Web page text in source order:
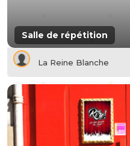
Salle de répétition
La Reine Blanche